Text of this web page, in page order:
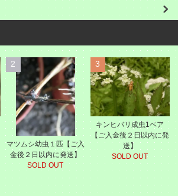
2
マツムシ幼虫１匹【ご入
金後２日以内に発送】
SOLD OUT
3
キンヒバリ成虫1ペア
【ご入金後２日以内に発
送】
SOLD OUT